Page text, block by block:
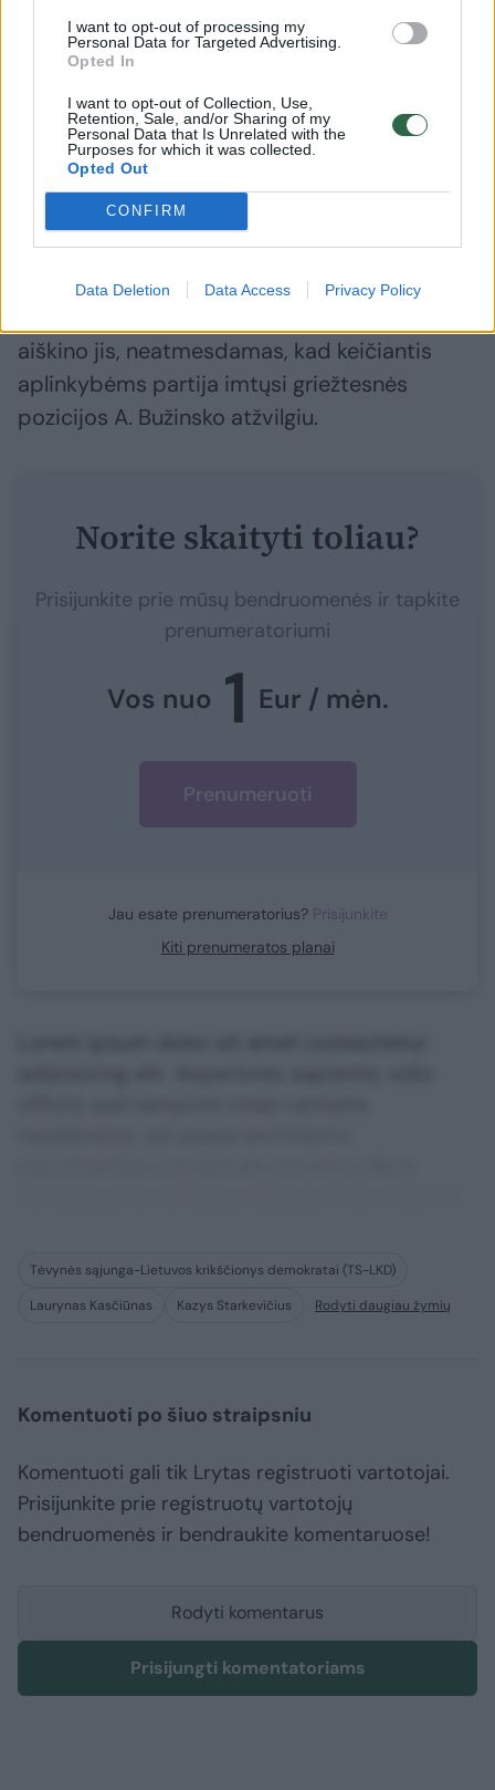
I want to opt-out of processing my
Personal Data for Targeted Advertising.
Opted In
I want to opt-out of Collection, Use,
Retention, Sale, and/or Sharing of my
Personal Data that Is Unrelated with the
Purposes for which it was collected.
Opted Out
CONFIRM
Data Deletion Data Access Privacy Policy
Kasčiūnas nesutinka, kad partija taiko
dvigubus standartus – nors ir vertina K.
Starkevičiaus ir A. Bužinsko istorijas skirtingai.
„Aš tikrai nelyginčiau šitų situacijų, tikrai yra
skirtingo lygmens dalykai. (...) Natūralu, kad
specialiojo liudytojo statusas lyg ir panašus,
bet turinys jame gali būti visai skirtingas. Tai
aiškino jis, neatmesdamas, kad keičiantis
aplinkybėms partija imtųsi griežtesnės
pozicijos A. Bužinsko atžvilgiu.
Norite skaityti toliau?
Prisijunkite prie mūsų bendruomenės ir tapkite
prenumeratoriumi
Vos nuo 1 Eur / mėn.
Prenumeruoti
Jau esate prenumeratorius? Prisijunkite
Kiti prenumeratos planai
Tėvynės sąjunga-Lietuvos krikščionys demokratai (TS-LKD)
Laurynas Kasčiūnas
Kazys Starkevičius Rodyti daugiau žymių
Komentuoti po šiuo straipsniu
Komentuoti gali tik Lrytas registruoti vartotojai.
Prisijunkite prie registruotų vartotojų
bendruomenės ir bendraukite komentaruose!
Rodyti komentarus
Prisijungti komentatoriams